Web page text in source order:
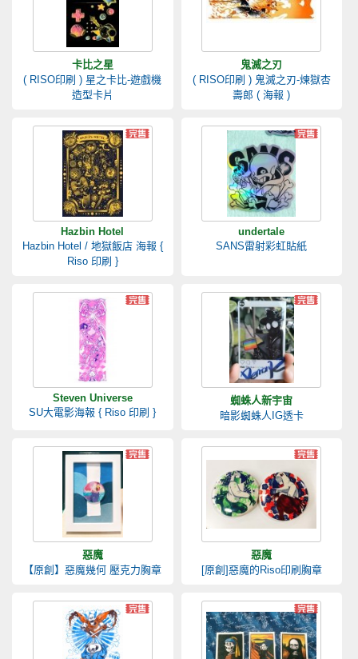
卡比之星
( RISO印刷 ) 星之卡比-遊戲機
造型卡片
鬼滅之刃
( RISO印刷 ) 鬼滅之刃-煉獄杏
壽郎 ( 海報 )
Hazbin Hotel
Hazbin Hotel / 地獄飯店 海報 {
Riso 印刷 }
undertale
SANS雷射彩虹貼紙
Steven Universe
SU大電影海報 { Riso 印刷 }
蜘蛛人新宇宙
暗影蜘蛛人IG透卡
惡魔
【原創】惡魔幾何 壓克力胸章
惡魔
[原創]惡魔的Riso印刷胸章